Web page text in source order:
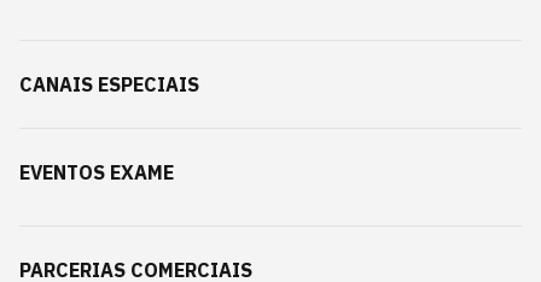
CANAIS ESPECIAIS
EVENTOS EXAME
PARCERIAS COMERCIAIS